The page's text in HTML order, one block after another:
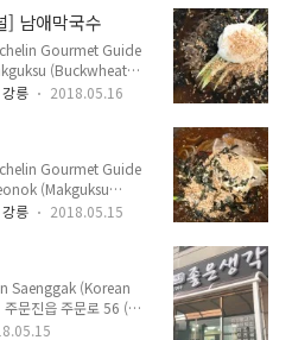
물장칼국수 5,000원
밥 5,000원 팥죽
원 감자전 3,000원 메
원 전병 1,000원
음식점. 국수, 장칼국
] 남애막국수
Gourmet Guide
(Buckwheat
강릉대로 92 (홍제동
업 시간 Opening
요일 휴무 메뉴 및 가
비빔막국수 7,000원
국수 7,000원 장칼국
28,000원 수육 소
릉 2018.05.16
Gourmet Guide
(Makguksu
원도 강릉시 주문진읍
화 Telephone : 033-
09:30 ~ 20:30 연중무
냉면 6,000원 물냉면
6,000원 사리 1,000
수육 소 15,000원..
릉 2018.05.15
Saenggak (Korean
문진읍 주문로 56 (교
eup, Gangneung-si,